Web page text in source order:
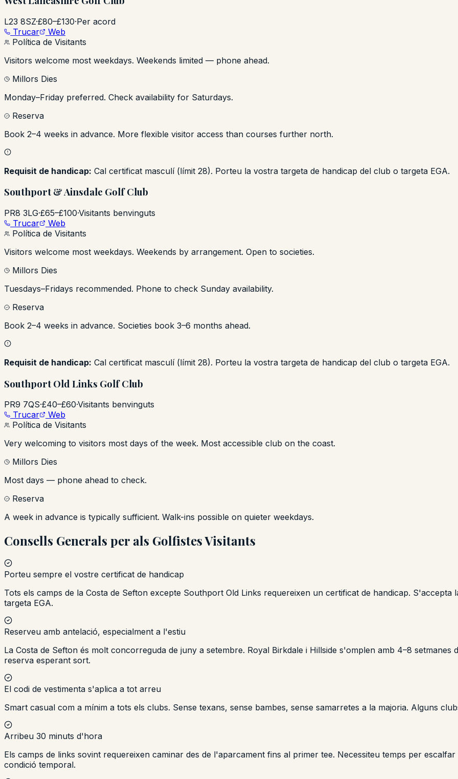
L23 8SZ·£80–£130·Per acord
Trucar
Web
Política de Visitants
Visitors welcome most weekdays. Weekends limited — phone ahead.
Millors Dies
Monday–Friday preferred. Check availability for Saturdays.
Reserva
Book 2–4 weeks in advance. More flexible visitor access than courses further north.
Requisit de handicap: Cal certificat masculí (límit 28). Porteu la vostra targeta de handicap del club o targeta EGA.
Southport & Ainsdale Golf Club
PR8 3LG·£65–£100·Visitants benvinguts
Trucar
Web
Política de Visitants
Visitors welcome most weekdays. Weekends by arrangement. Open to societies.
Millors Dies
Tuesdays–Fridays recommended. Phone to check Sunday availability.
Reserva
Book 2–4 weeks in advance. Societies book 3–6 months ahead.
Requisit de handicap: Cal certificat masculí (límit 28). Porteu la vostra targeta de handicap del club o targeta EGA.
Southport Old Links Golf Club
PR9 7QS·£40–£60·Visitants benvinguts
Trucar
Web
Política de Visitants
Very welcoming to visitors most days of the week. Most accessible club on the coast.
Millors Dies
Most days — phone ahead to check.
Reserva
A week in advance is typically sufficient. Walk-ins possible on quieter weekdays.
Consells Generals per als Golfistes Visitants
Porteu sempre el vostre certificat de handicap
Tots els camps de la Costa de Sefton excepte Southport Old Links requereixen un certificat de handicap.
targeta EGA.
Reserveu amb antelació, especialment a l'estiu
La Costa de Sefton és molt concorreguda de juny a setembre. Royal Birkdale i Hillside s'omplen amb 4–8
reserva esperant sort.
El codi de vestimenta s'aplica a tot arreu
Smart casual com a mínim a tots els clubs. Sense texans, sense bambes, sense samarretes a la majoria. Alguns
Arribeu 30 minuts d'hora
Els camps de links sovint requereixen caminar des de l'aparcament fins al primer tee. Necessiteu temps per
condició temporal.